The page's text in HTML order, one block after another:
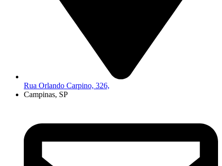
Rua Orlando Carpino, 326,
Campinas, SP